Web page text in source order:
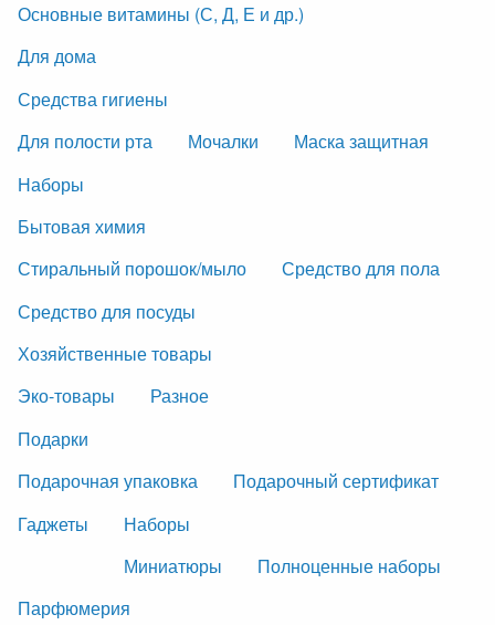
Основные витамины (С, Д, Е и др.)
Для дома
Средства гигиены
Для полости рта
Мочалки
Маска защитная
Наборы
Бытовая химия
Стиральный порошок/мыло
Средство для пола
Средство для посуды
Хозяйственные товары
Эко-товары
Разное
Подарки
Подарочная упаковка
Подарочный сертификат
Гаджеты
Наборы
Миниатюры
Полноценные наборы
Парфюмерия